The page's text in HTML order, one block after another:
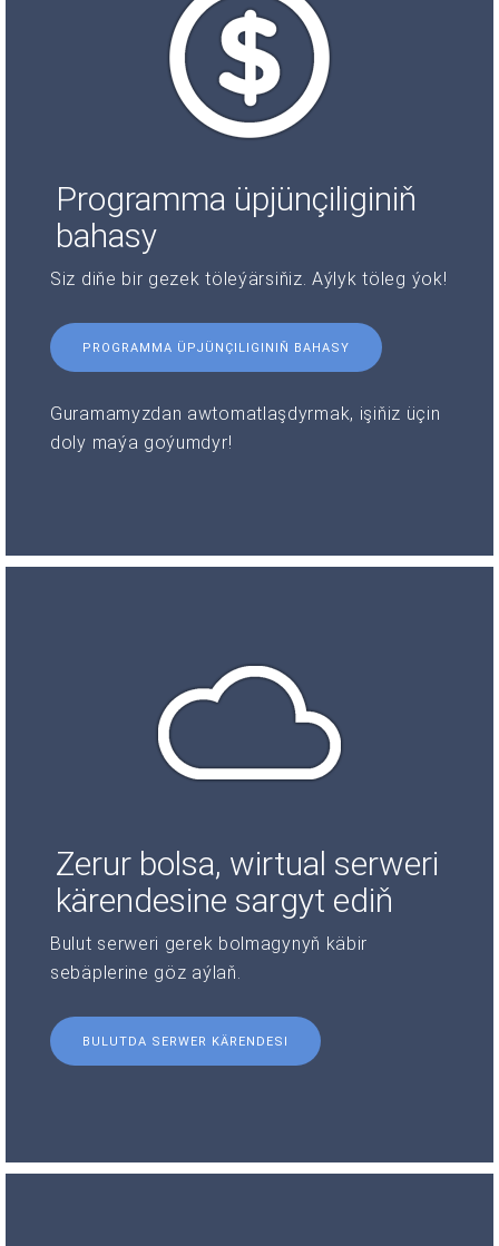
Programma üpjünçiliginiň
bahasy
Siz diňe bir gezek töleýärsiňiz. Aýlyk töleg ýok!
PROGRAMMA ÜPJÜNÇILIGINIŇ BAHASY
Guramamyzdan awtomatlaşdyrmak, işiňiz üçin
doly maýa goýumdyr!
Zerur bolsa, wirtual serweri
kärendesine sargyt ediň
Bulut serweri gerek bolmagynyň käbir
sebäplerine göz aýlaň.
BULUTDA SERWER KÄRENDESI